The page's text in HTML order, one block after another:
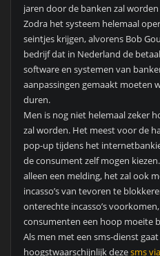
jaren door de banken zal
Zodra het systeem helemaal
seintjes krijgen, alvorens Bob
bedrijf dat in Nederland de
software en systemen van
aanpassingen gemaakt moeten
duren.
Men is nog niet helemaal zeker
zal worden. Het meest voor de
pop-up tijdens het
de consument zelf mogen
alleen een melding, het zal ook
incasso’s van tevoren te
onterechte incasso’s
consumenten een hoop moeite
Als men met een sms-dienst
hoogstwaarschijnlijk dezesms